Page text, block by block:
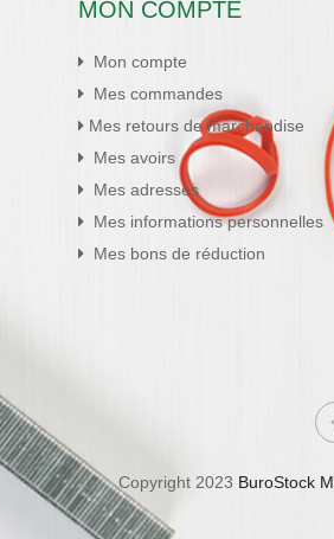
MON COMPTE
Mon compte
Mes commandes
Mes retours de marchandise
Mes avoirs
Mes adresses
Mes informations personnelles
Mes bons de réduction
Copyright 2023 BuroStock